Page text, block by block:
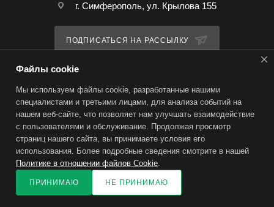
г. Симферополь, ул. Крылова 155
ПОДПИСАТЬСЯ НА РАССЫЛКУ
2026 © TorWin – интернет-магазин
Файлы cookie
Мы используем файлы cookie, разработанные нашими
специалистами и третьими лицами, для анализа событий на
нашем веб-сайте, что позволяет нам улучшать взаимодействие
с пользователями и обслуживание. Продолжая просмотр
страниц нашего сайта, вы принимаете условия его
использования. Более подробные сведения смотрите в нашей
Политике в отношении файлов Cookie.
ПРИНИМАЮ НЕ ПРИНИМАЮ